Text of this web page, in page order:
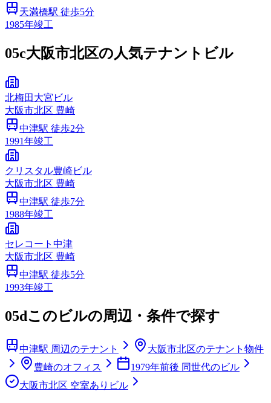
天満橋駅 徒歩5分
1985年竣工
05c大阪市北区の人気テナントビル
北梅田大宮ビル
大阪市北区 豊崎
中津駅 徒歩2分
1991年竣工
クリスタル豊崎ビル
大阪市北区 豊崎
中津駅 徒歩7分
1988年竣工
セレコート中津
大阪市北区 豊崎
中津駅 徒歩5分
1993年竣工
05dこのビルの周辺・条件で探す
中津駅 周辺のテナント
大阪市北区のテナント物件
豊崎のオフィス
1979年前後 同世代のビル
大阪市北区 空室ありビル